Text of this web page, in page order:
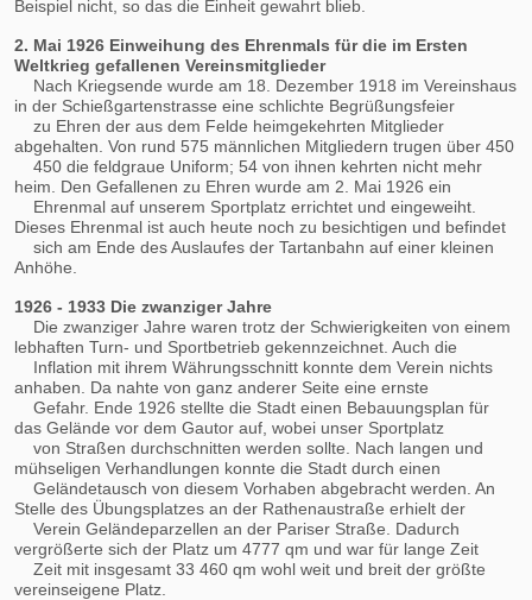
Beispiel nicht, so das die Einheit gewahrt blieb.
2. Mai 1926 Einweihung des Ehrenmals für die im Ersten
Weltkrieg gefallenen Vereinsmitglieder
Nach Kriegsende wurde am 18. Dezember 1918 im Vereinshaus
in der Schießgartenstrasse eine schlichte Begrüßungsfeier
zu Ehren der aus dem Felde heimgekehrten Mitglieder
abgehalten. Von rund 575 männlichen Mitgliedern trugen über 450
450 die feldgraue Uniform; 54 von ihnen kehrten nicht mehr
heim. Den Gefallenen zu Ehren wurde am 2. Mai 1926 ein
Ehrenmal auf unserem Sportplatz errichtet und eingeweiht.
Dieses Ehrenmal ist auch heute noch zu besichtigen und befindet
sich am Ende des Auslaufes der Tartanbahn auf einer kleinen
Anhöhe.
1926 - 1933 Die zwanziger Jahre
Die zwanziger Jahre waren trotz der Schwierigkeiten von einem
lebhaften Turn- und Sportbetrieb gekennzeichnet. Auch die
Inflation mit ihrem Währungsschnitt konnte dem Verein nichts
anhaben. Da nahte von ganz anderer Seite eine ernste
Gefahr. Ende 1926 stellte die Stadt einen Bebauungsplan für
das Gelände vor dem Gautor auf, wobei unser Sportplatz
von Straßen durchschnitten werden sollte. Nach langen und
mühseligen Verhandlungen konnte die Stadt durch einen
Geländetausch von diesem Vorhaben abgebracht werden. An
Stelle des Übungsplatzes an der Rathenaustraße erhielt der
Verein Geländeparzellen an der Pariser Straße. Dadurch
vergrößerte sich der Platz um 4777 qm und war für lange Zeit
Zeit mit insgesamt 33 460 qm wohl weit und breit der größte
vereinseigene Platz.